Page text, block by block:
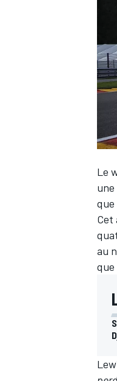
WRC
WEC
Le
que
Cet
au
que